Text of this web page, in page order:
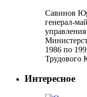
Савинов
генерал-
1986 по
Трудового
Интересное